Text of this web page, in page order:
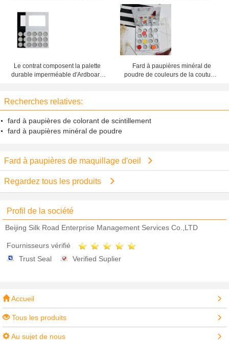
ensembles de maquillage de
cosmétiques d'OEM de forme de
poudre de couleurs
Le contrat composent la palette
durable imperméable d'Ardboard
Fard à paupières minéral de
poudre de couleurs de la coutume
Recherches relatives:
fard à paupières de colorant de scintillement
fard à paupières minéral de poudre
Fard à paupières de maquillage d'oeil
Regardez tous les produits
Profil de la société
Beijing Silk Road Enterprise Management Services Co.,LTD
Fournisseurs vérifié
Trust Seal
Verified Suplier
Accueil
Tous les produits
Au sujet de nous